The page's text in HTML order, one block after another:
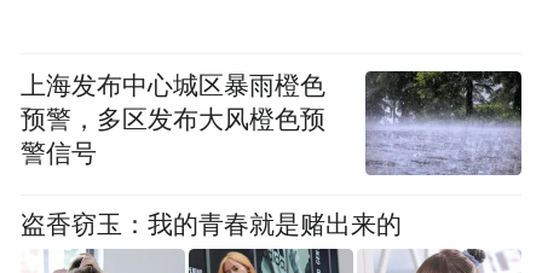
影片昨日在北京举办的超前观影场惊喜不
上海发布中心城区暴雨橙色
预警，多区发布大风橙色预
警信号
盗香窃玉：我的青春就是赌出来的